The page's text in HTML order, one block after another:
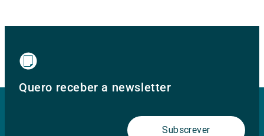
Quero receber a newsletter
Subscrever